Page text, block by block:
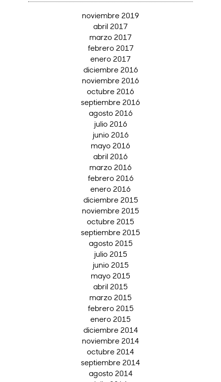
noviembre 2019
abril 2017
marzo 2017
febrero 2017
enero 2017
diciembre 2016
noviembre 2016
octubre 2016
septiembre 2016
agosto 2016
julio 2016
junio 2016
mayo 2016
abril 2016
marzo 2016
febrero 2016
enero 2016
diciembre 2015
noviembre 2015
octubre 2015
septiembre 2015
agosto 2015
julio 2015
junio 2015
mayo 2015
abril 2015
marzo 2015
febrero 2015
enero 2015
diciembre 2014
noviembre 2014
octubre 2014
septiembre 2014
agosto 2014